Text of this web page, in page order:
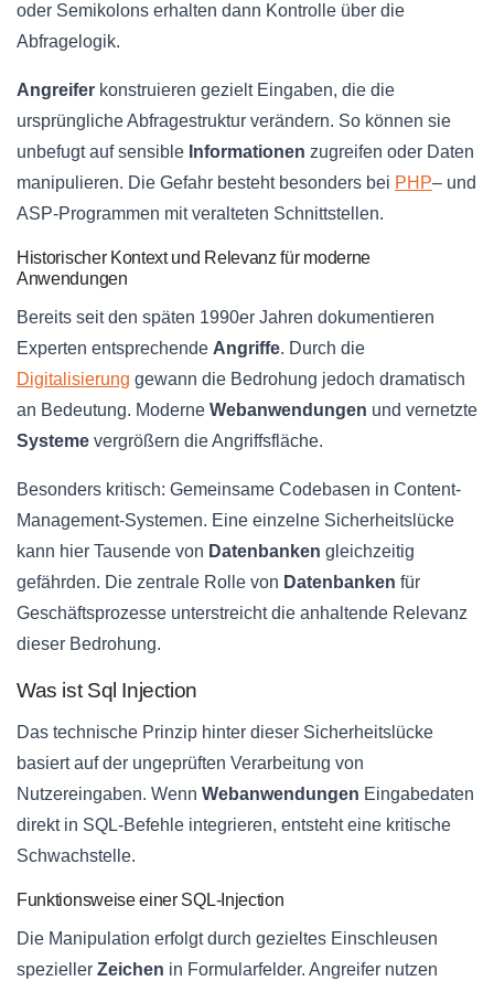
oder Semikolons erhalten dann Kontrolle über die
Abfragelogik.
Angreifer konstruieren gezielt Eingaben, die die
ursprüngliche Abfragestruktur verändern. So können sie
unbefugt auf sensible Informationen zugreifen oder Daten
manipulieren. Die Gefahr besteht besonders bei PHP– und
ASP-Programmen mit veralteten Schnittstellen.
Historischer Kontext und Relevanz für moderne
Anwendungen
Bereits seit den späten 1990er Jahren dokumentieren
Experten entsprechende Angriffe. Durch die
Digitalisierung gewann die Bedrohung jedoch dramatisch
an Bedeutung. Moderne Webanwendungen und vernetzte
Systeme vergrößern die Angriffsfläche.
Besonders kritisch: Gemeinsame Codebasen in Content-
Management-Systemen. Eine einzelne Sicherheitslücke
kann hier Tausende von Datenbanken gleichzeitig
gefährden. Die zentrale Rolle von Datenbanken für
Geschäftsprozesse unterstreicht die anhaltende Relevanz
dieser Bedrohung.
Was ist Sql Injection
Das technische Prinzip hinter dieser Sicherheitslücke
basiert auf der ungeprüften Verarbeitung von
Nutzereingaben. Wenn Webanwendungen Eingabedaten
direkt in SQL-Befehle integrieren, entsteht eine kritische
Schwachstelle.
Funktionsweise einer SQL-Injection
Die Manipulation erfolgt durch gezieltes Einschleusen
spezieller Zeichen in Formularfelder. Angreifer nutzen